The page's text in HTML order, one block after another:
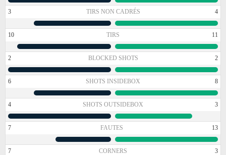
3 TIRS NON CADRÉS 4
10 TIRS 11
2 BLOCKED SHOTS 2
6 SHOTS INSIDEBOX 8
4 SHOTS OUTSIDEBOX 3
7 FAUTES 13
7 CORNERS 3